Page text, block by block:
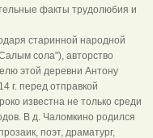
факты трудолюбия и
старинной народной
сола"), авторство
этой деревни Антону
г. перед отправкой
известна не только среди
В д. Чаломкино родился
поэт, драматург,